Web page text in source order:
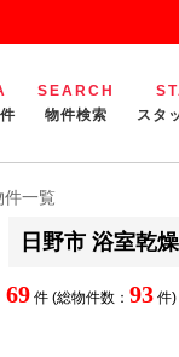
SEARCH
物件検索
スタ
一覧
日野市 浴室乾
69 件 (総物件数： 93